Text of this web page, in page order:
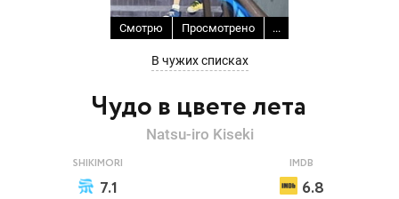
Чудо в цвете лета
Смотрю Просмотрено ...
В чужих списках
Natsu-iro Kiseki
SHIKIMORI
7.1
IMDB
6.8